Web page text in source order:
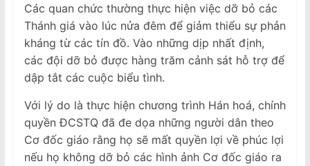
Các quan chức thường thực hiện việc dỡ bỏ các
Thánh giá vào lúc nửa đêm để giảm thiểu sự phản
kháng từ các tín đồ. Vào những dịp nhất định,
các đội dỡ bỏ được hàng trăm cảnh sát hỗ trợ để
dập tắt các cuộc biểu tình.
Với lý do là thực hiện chương trình Hán hoá, chính
quyền ĐCSTQ đã đe dọa những người dân theo
Cơ đốc giáo rằng họ sẽ mất quyền lợi về phúc lợi
nếu họ không dỡ bỏ các hình ảnh Cơ đốc giáo ra